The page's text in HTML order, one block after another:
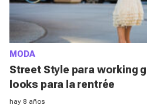
MODA
Street Style para working
looks para la rentrée
hay 8 años